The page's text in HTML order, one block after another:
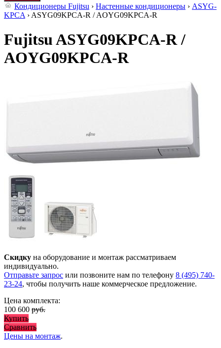
Кондиционеры Fujitsu › Настенные кондиционеры › ASYG-
KPCA › ASYG09KPCA-R / AOYG09KPCA-R
Fujitsu ASYG09KPCA-R /
AOYG09KPCA-R
Скидку на оборудование и монтаж рассматриваем
индивидуально.
Отправьте запрос или позвоните нам по телефону 8 (495) 740-
23-24, чтобы получить наше коммерческое предложение.
Цена комплекта:
100 600 руб.
Купить
Сравнить
Цены на монтаж.